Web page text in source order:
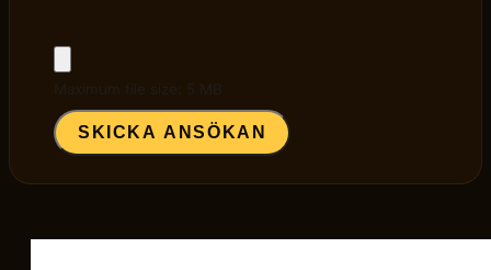
SKICKA ANSÖKAN